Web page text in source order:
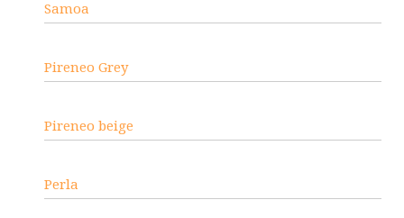
Samoa
Pireneo Grey
Pireneo beige
Perla